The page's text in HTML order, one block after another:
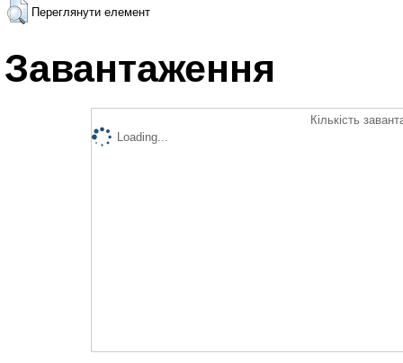
Переглянути елемент
Завантаження
Кількість
Loading...